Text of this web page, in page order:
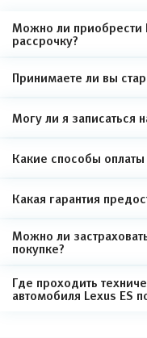
Можно ли приобрести
рассрочку?
Принимаете ли вы
Могу ли я записаться
Какие способы
Какая гарантия
Можно ли
покупке?
Где проходить
автомобиля Lexus ES